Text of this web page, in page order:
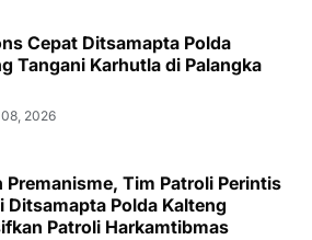
Cepat Ditsamapta Polda
Tangani Karhutla di Palangka
2026
Premanisme, Tim Patroli Perintis
Ditsamapta Polda Kalteng
Patroli Harkamtibmas